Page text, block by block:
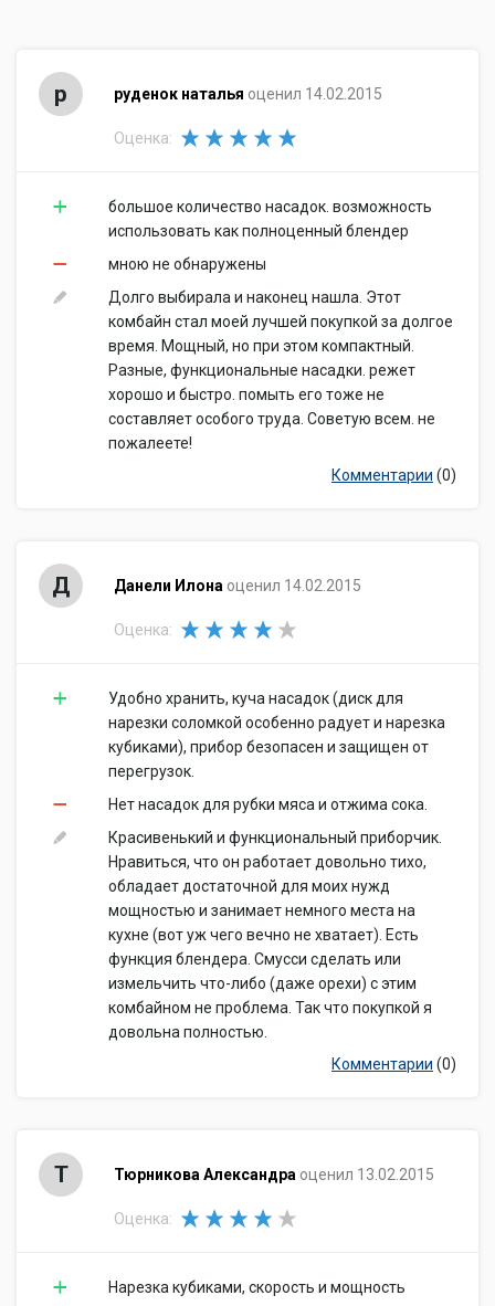
р руденок наталья оценил 14.02.2015
Оценка:
большое количество насадок. возможность
использовать как полноценный блендер
мною не обнаружены
Долго выбирала и наконец нашла. Этот
комбайн стал моей лучшей покупкой за долгое
время. Мощный, но при этом компактный.
Разные, функциональные насадки. режет
хорошо и быстро. помыть его тоже не
составляет особого труда. Советую всем. не
пожалеете!
Комментарии (0)
Д Данели Илона оценил 14.02.2015
Оценка:
Удобно хранить, куча насадок (диск для
нарезки соломкой особенно радует и нарезка
кубиками), прибор безопасен и защищен от
перегрузок.
Нет насадок для рубки мяса и отжима сока.
Красивенький и функциональный приборчик.
Нравиться, что он работает довольно тихо,
обладает достаточной для моих нужд
мощностью и занимает немного места на
кухне (вот уж чего вечно не хватает). Есть
функция блендера. Смусси сделать или
измельчить что-либо (даже орехи) с этим
комбайном не проблема. Так что покупкой я
довольна полностью.
Комментарии (0)
Т Тюрникова Александра оценил 13.02.2015
Оценка:
Нарезка кубиками, скорость и мощность